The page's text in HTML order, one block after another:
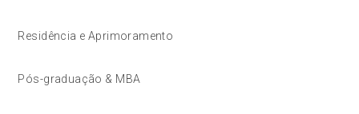
Residência e Aprimoramento
Pós-graduação & MBA